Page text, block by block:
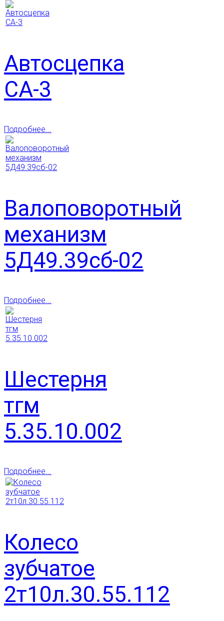
Автосцепка
СА-3
Подробнее...
Валоповоротный
механизм
5Д49.39сб-02
Подробнее...
Шестерня
тгм
5.35.10.002
Подробнее...
Колесо
зубчатое
2т10л.30.55.112